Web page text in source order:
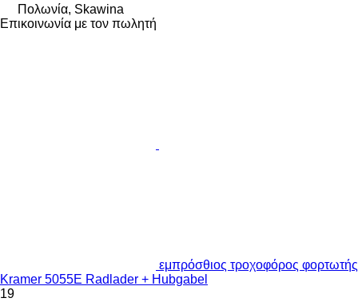
Πολωνία, Skawina
Επικοινωνία με τον πωλητή
εμπρόσθιος τροχοφόρος φορτωτής
Kramer 5055E Radlader + Hubgabel
19